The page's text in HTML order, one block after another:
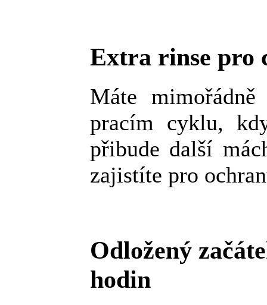
Extra rinse pro
Máte
pracím cyklu,
přibude další
zajistíte pro
Odložený
hodin